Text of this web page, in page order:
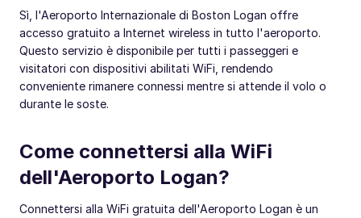
Sì, l'Aeroporto Internazionale di Boston Logan offre
accesso gratuito a Internet wireless in tutto l'aeroporto.
Questo servizio è disponibile per tutti i passeggeri e
visitatori con dispositivi abilitati WiFi, rendendo
conveniente rimanere connessi mentre si attende il volo o
durante le soste.
Come connettersi alla WiFi
dell'Aeroporto Logan?
Connettersi alla WiFi gratuita dell'Aeroporto Logan è un